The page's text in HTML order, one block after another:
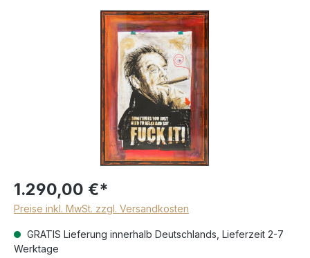
1.290,00 €*
Preise inkl. MwSt. zzgl. Versandkosten
GRATIS Lieferung innerhalb Deutschlands, Lieferzeit 2-7
Werktage